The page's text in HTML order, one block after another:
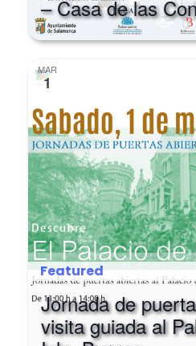
MAR
Featured
Jornada de
visita guiada al
Isla. Burgos